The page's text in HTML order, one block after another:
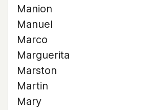
Manion
Manuel
Marco
Marguerita
Marston
Martin
Mary